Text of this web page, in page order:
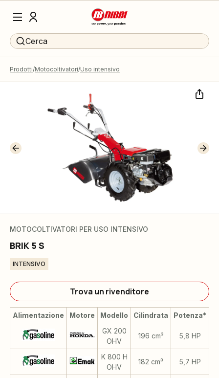
Cerca
Prodotti Motocoltivatori Uso intensivo
MOTOCOLTIVATORI PER USO INTENSIVO
BRIK 5 S
INTENSIVO
Trova un rivenditore
Alimentazione Motore Modello Cilindrata
Potenza*
GX 200
OHV
196 cm³ 5,8 HP
K 800 H
OHV
182 cm³ 5,7 HP